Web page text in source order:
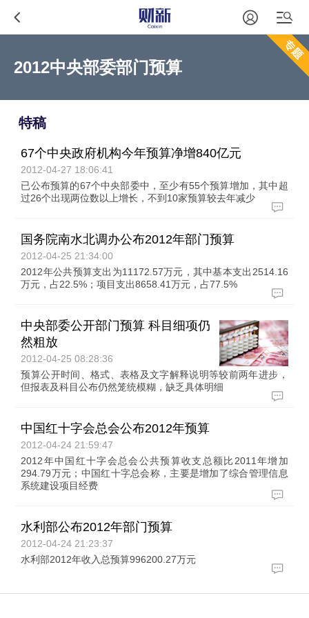
2012中央部委部门预算
特稿
67个中央政府机构今年预算净增840亿元
2012-04-27 18:06:41
已公布预算的67个中央部委中，至少有55个预算增加，其中超
过26个出现两位数以上增长，不到10家预算较去年减少
国务院南水北调办公布2012年部门预算
2012-04-25 21:34:00
2012年公共预算支出为11172.57万元，其中基本支出2514.16
万元，占22.5%；项目支出8658.41万元，占77.5%
中央部委公开部门预算 科目细项仍
然粗放
2012-04-25 08:28:36
预算公开时间、格式、表格及文字解释说明等较前两年进步，
但报表及科目公布仍然笼统模糊，缺乏具体明细
中国红十字会总会公布2012年预算
2012-04-24 21:59:47
2012年中国红十字会总会公共预算收支总额比2011年增加
294.79万元；中国红十字总会称，主要是增加了综合管理信息
系统建设项目经费
水利部公布2012年部门预算
2012-04-24 21:23:37
水利部2012年收入总预算996200.27万元